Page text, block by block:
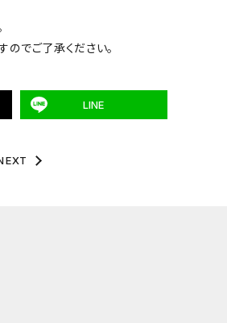
でご了承ください。
LINE